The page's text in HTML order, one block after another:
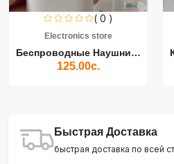
( 0 )
Electronics store
Беспроводные Наушники Air...
125.00с.
Быстрая Доставка
быстрая доставка по всей